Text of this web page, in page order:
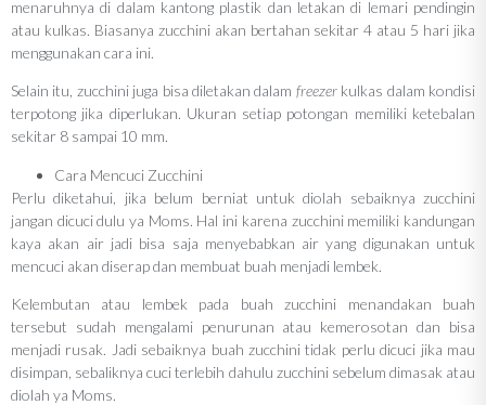
menaruhnya di dalam kantong plastik dan letakan di lemari pendingin
atau kulkas. Biasanya zucchini akan bertahan sekitar 4 atau 5 hari jika
menggunakan cara ini.
Selain itu, zucchini juga bisa diletakan dalam freezerkulkas dalam kondisi
terpotong jika diperlukan. Ukuran setiap potongan memiliki ketebalan
sekitar 8 sampai 10 mm.
Cara Mencuci Zucchini
Perlu diketahui, jika belum berniat untuk diolah sebaiknya zucchini
jangan dicuci dulu ya Moms. Hal ini karena zucchini memiliki kandungan
kaya akan air jadi bisa saja menyebabkan air yang digunakan untuk
mencuci akan diserap dan membuat buah menjadi lembek.
Kelembutan atau lembek pada buah zucchini menandakan buah
tersebut sudah mengalami penurunan atau kemerosotan dan bisa
menjadi rusak. Jadi sebaiknya buah zucchini tidak perlu dicuci jika mau
disimpan, sebaliknya cuci terlebih dahulu zucchini sebelum dimasak atau
diolah ya Moms.